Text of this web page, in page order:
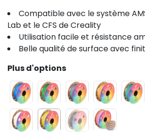
Compatible avec le système
Lab et le CFS de Creality
Utilisation facile et résistance
Belle qualité de surface avec
Plus d'options